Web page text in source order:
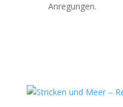
Anregungen.